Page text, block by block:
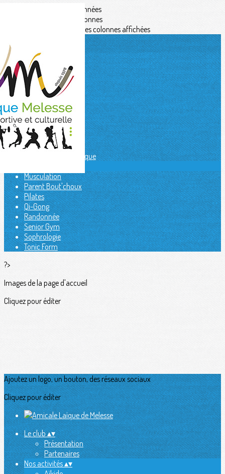
Exporter les lignes sélectionnées
Exporter toutes les colonnes
Exporter uniquement les colonnes affichées
Menu
<
>
Aïkido
Badminton
Capoeira
Danses africaines
Danse Moderne
Eveil corporel
Fit kids
Gymnastique artistique
Musculation
Parent Bout'choux
Pilates
Qi-Gong
Randonnée
Senior Gym
Sophrologie
Tonic Form
?>
Images de la page d'accueil
Cliquez pour éditer
Ajoutez un logo, un bouton, des réseaux sociaux
Cliquez pour éditer
Le club▴▾
Présentation
Partenaires
Nos activités▴▾